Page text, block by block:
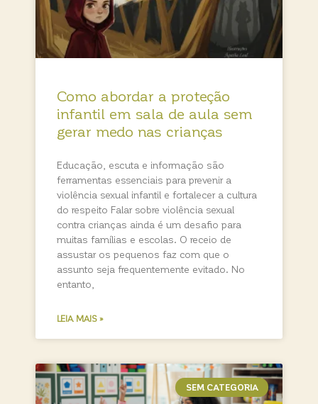
Como abordar a proteção
infantil em sala de aula sem
gerar medo nas crianças
Educação, escuta e informação são
ferramentas essenciais para prevenir a
violência sexual infantil e fortalecer a cultura
do respeito Falar sobre violência sexual
contra crianças ainda é um desafio para
muitas famílias e escolas. O receio de
assustar os pequenos faz com que o
assunto seja frequentemente evitado. No
entanto,
LEIA MAIS »
SEM CATEGORIA